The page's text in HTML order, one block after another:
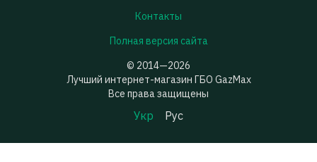
Контакты
Полная версия сайта
© 2014—2026
Лучший интернет-магазин ГБО GazMax
Все права защищены
Укр Рус